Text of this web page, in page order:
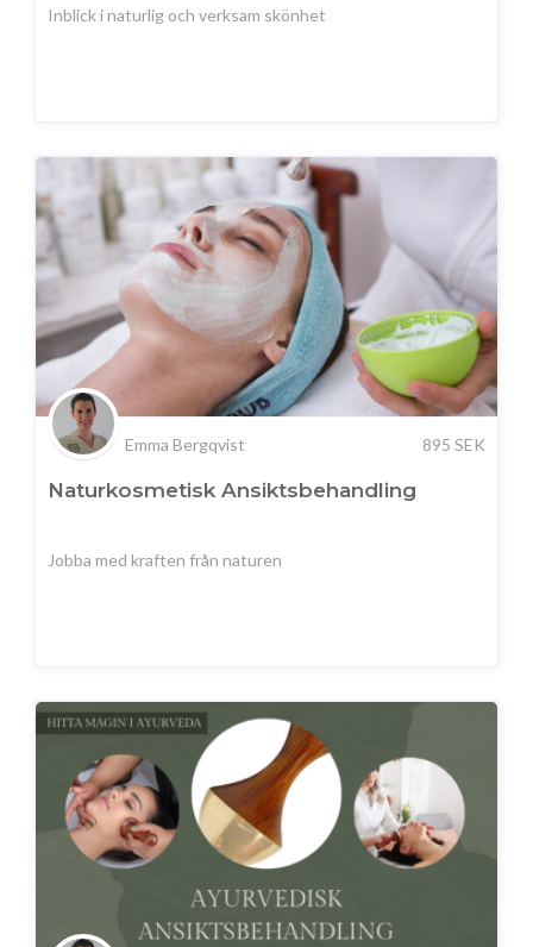
Inblick i naturlig och verksam skönhet
Emma Bergqvist 895 SEK
Naturkosmetisk Ansiktsbehandling
Jobba med kraften från naturen